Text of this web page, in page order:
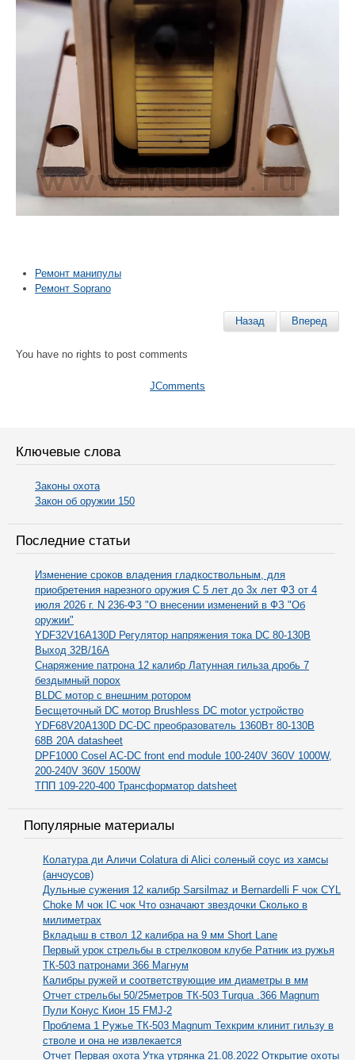
Ремонт манипулы
Ремонт Soprano
Назад Вперед
You have no rights to post comments
JComments
Ключевые слова
Законы охота
Закон об оружии 150
Последние статьи
Изменение сроков владения гладкоствольным, для
приобретения нарезного оружия С 5 лет до 3х лет ФЗ от 4
июля 2026 г. N 236-ФЗ "О внесении изменений в ФЗ "Об
оружии"
YDF32V16A130D Регулятор напряжения тока DC 80-130В
Выход 32В/16А
Снаряжение патрона 12 калибр Латунная гильза дробь 7
бездымный порох
BLDC мотор с внешним ротором
Бесщеточный DC мотор Brushless DC motor устройство
YDF68V20A130D DC-DC преобразователь 1360Вт 80-130В
68В 20А datasheet
DPF1000 Cosel AC-DC front end module 100-240V 360V 1000W,
200-240V 360V 1500W
ТПП 109-220-400 Трансформатор datsheet
Популярные материалы
Колатура ди Аличи Colatura di Alici соленый соус из хамсы
(анчоусов)
Дульные сужения 12 калибр Sarsilmaz и Bernardelli F чок CYL
Choke M чок IC чок Что означают звездочки Сколько в
милиметрах
Вкладыш в ствол 12 калибра на 9 мм Short Lane
Первый урок стрельбы в стрелковом клубе Ратник из ружья
ТК-503 патронами 366 Магнум
Калибры ружей и соответствующие им диаметры в мм
Отчет стрельбы 50/25метров ТК-503 Turqua .366 Magnum
Пули Конус Кион 15 FMJ-2
Проблема 1 Ружье ТК-503 Magnum Техкрим клинит гильзу в
стволе и она не извлекается
Отчет Первая охота Утка утрянка 21.08.2022 Открытие охоты